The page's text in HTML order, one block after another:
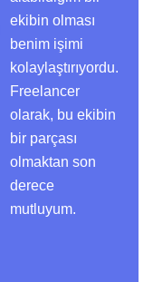
ekibin olması
benim işimi
kolaylaştırıyordu.
Freelancer
olarak, bu ekibin
bir parçası
olmaktan son
derece
mutluyum.